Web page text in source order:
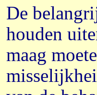
De
houden
maag